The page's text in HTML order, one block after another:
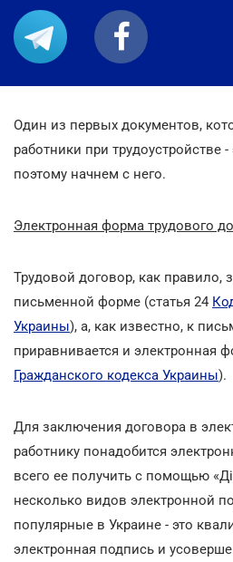
Один из первых документов,
работники при трудоустройстве
поэтому начнем с него.
Электронная форма трудового
Трудовой договор, как правило,
письменной форме (статья 24
Украины), а, как известно, к
приравнивается и электронная
Гражданского кодекса Украины).
Для заключения договора в
работнику понадобится
всего ее получить с помощью
несколько видов электронной
популярные в Украине - это
электронная подпись и